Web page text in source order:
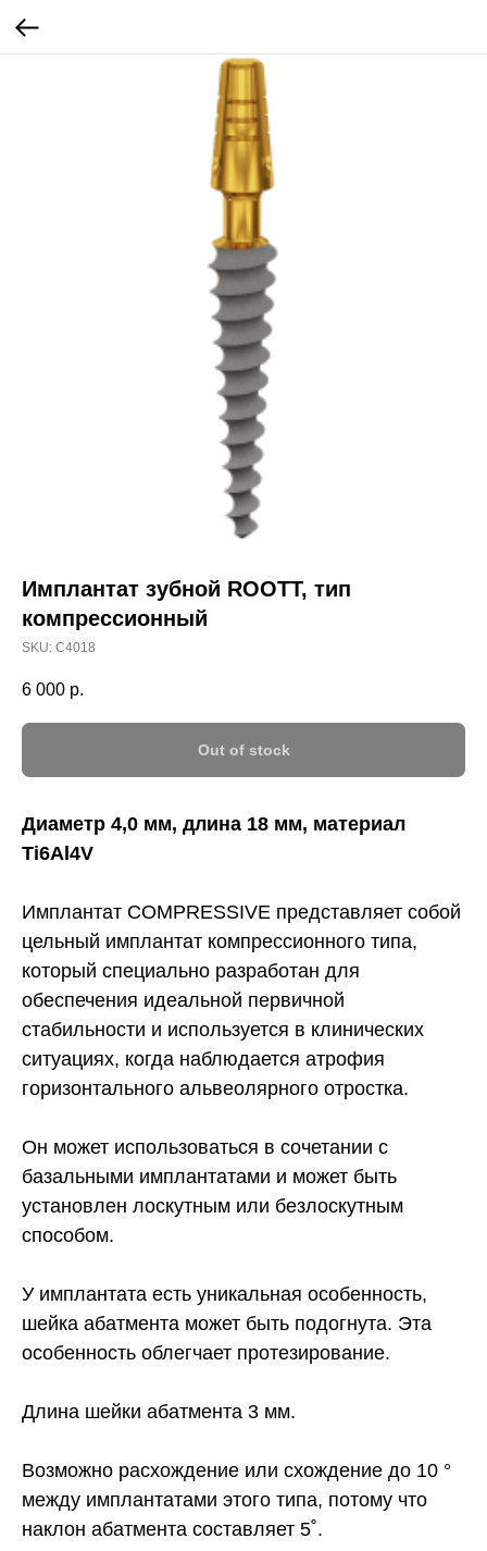
Имплантат зубной ROOTT, тип
компрессионный
SKU: С4018
6 000 р.
Out of stock
Диаметр 4,0 мм, длина 18 мм, материал
Ti6Al4V
Имплантат COMPRESSIVE представляет собой
цельный имплантат компрессионного типа,
который специально разработан для
обеспечения идеальной первичной
стабильности и используется в клинических
ситуациях, когда наблюдается атрофия
горизонтального альвеолярного отростка.
Он может использоваться в сочетании с
базальными имплантатами и может быть
установлен лоскутным или безлоскутным
способом.
У имплантата есть уникальная особенность,
шейка абатмента может быть подогнута. Эта
особенность облегчает протезирование.
Длина шейки абатмента 3 мм.
Возможно расхождение или схождение до 10 °
между имплантатами этого типа, потому что
наклон абатмента составляет 5˚.